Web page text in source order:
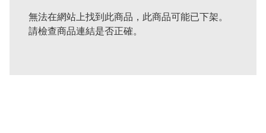
無法在網站上找到此商品，此商品可能已下架。
請檢查商品連結是否正確。